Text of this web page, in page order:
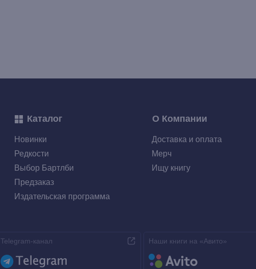
О Компании
Каталог
Ищу книгу
Мерч
Доставка и оплата
Наши книги на «Авито»
Предзаказ
Выбор Бартлби
Редкости
Новинки
Издательская программа
Telegram-канал